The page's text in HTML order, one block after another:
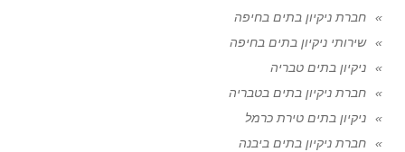
חברת ניקיון בתים בחיפה
שירותי ניקיון בתים בחיפה
ניקיון בתים טבריה
חברת ניקיון בתים בטבריה
ניקיון בתים טירת כרמל
חברת ניקיון בתים ביבנה